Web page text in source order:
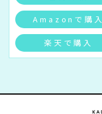
Amazonで購入
楽天で購入